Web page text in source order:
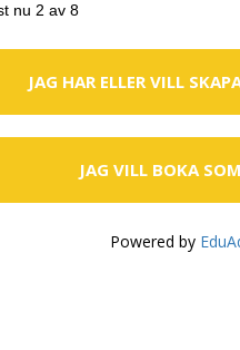
nu 2 av 8
JAG HAR ELLER VILL
JAG VILL BOKA
Powered by